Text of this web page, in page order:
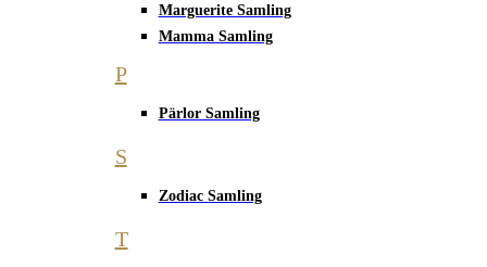
Marguerite Samling
Mamma Samling
P
Pärlor Samling
S
Zodiac Samling
T